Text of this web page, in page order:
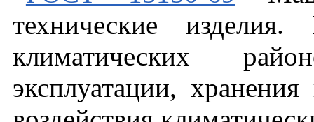
технические
климатических
эксплуатации,